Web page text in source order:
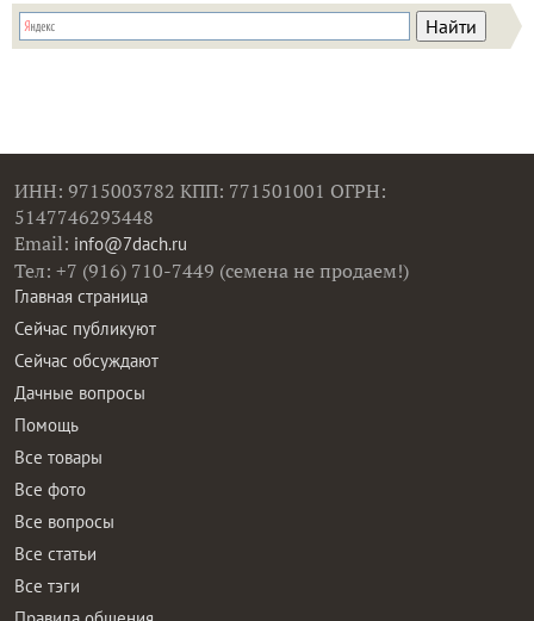
ИНН: 9715003782 КПП: 771501001 ОГРН:
5147746293448
Email: info@7dach.ru
Тел: +7 (916) 710-7449 (семена не продаем!)
Главная страница
Сейчас публикуют
Сейчас обсуждают
Дачные вопросы
Помощь
Все товары
Все фото
Все вопросы
Все статьи
Все тэги